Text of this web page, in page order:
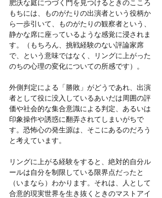
肥沃な庭につづく門を見つけるときのこころ
もちには、ものがたりの出演者という役柄か
ら一歩引いて、ものがたりの観察者という、
静かな席に座っているような感覚に浸されま
す。（もちろん、挑戦経験のない評論家席
で、という意味ではなく、リングに上がった
のちの心理の変化についての所感です）。
外側判定による「勝敗」がどうであれ、出演
者として役に没入しているあいだは周囲の評
価や社会的な集合意識による判定、あるいは
印象操作や誘惑に翻弄されてしまいがちで
す。恐怖心の発生源は、そこにあるのだろう
と考えています。
リングに上がる経験をすると、絶対的自分ル
ールは自分を制限している限界点だったと
（いまなら）わかります。それは、人として
合意的現実世界を生き抜くときのマストアイ